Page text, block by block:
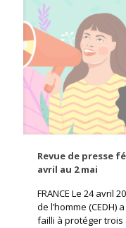
Revue de presse
avril au 2 mai
FRANCE Le 24 avril
de l’homme
failli à protéger trois